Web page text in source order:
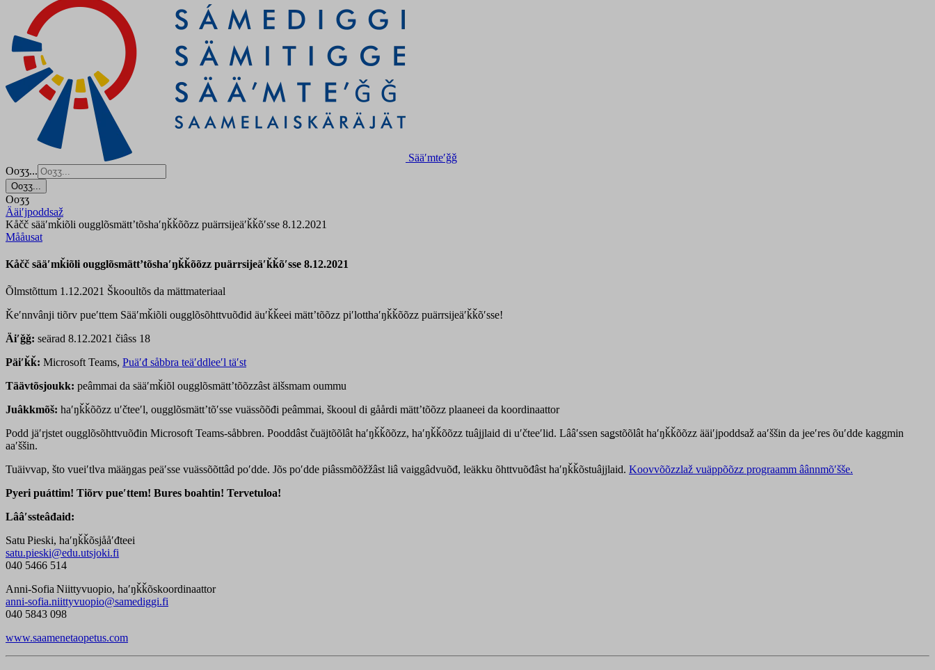
Sääʹmteʹǧǧ
Ooʒʒ...
Ooʒʒ...
Ooʒʒ
Ääiʹjpoddsaž
Kåčč sääʹmǩiõli ougglõsmättʼtõshaʹŋǩǩõõzz puärrsijeäʹǩǩõʹsse 8.12.2021
Mååusat
Kåčč sääʹmǩiõli ougglõsmättʼtõshaʹŋǩǩõõzz puärrsijeäʹǩǩõʹsse 8.12.2021
Õlmstõttum 1.12.2021 Škooultõs da mättmateriaal
Ǩeʹnnvânji tiõrv pueʹttem Sääʹmǩiõli ougglõsõhttvuõđid äuʹǩǩeei mättʼtõõzz piʹlotthaʹŋǩǩõõzz puärrsijeäʹǩǩõʹsse!
Äiʹǧǧ: seärad 8.12.2021 čiâss 18
Päiʹǩǩ: Microsoft Teams, Puäʹđ såbbra teäʹddleeʹl täʹst
Täävtõsjoukk: peâmmai da sääʹmǩiõl ougglõsmättʼtõõzzâst älšsmam oummu
Juâkkmõš: haʹŋǩǩõõzz uʹčteeʹl, ougglõsmättʼtõʹsse vuässõõđi peâmmai, škooul di gåårdi mättʼtõõzz plaaneei da koordinaattor
Podd jäʹrjstet ougglõsõhttvuõđin Microsoft Teams-såbbren. Pooddâst čuäjtõõlât haʹŋǩǩõõzz, haʹŋǩǩõõzz tuâjjlaid di uʹčteeʹlid. Lââʹssen saǥstõõlât haʹŋǩǩõõzz ääiʹjpoddsaž aaʹššin da jeeʹres õuʹdde kaggmin
aaʹššin.
Tuäivvap, što vueiʹtlva määŋgas peäʹsse vuässõõttâd poʹdde. Jõs poʹdde piâssmõõžžâst liâ vaiggâdvuõđ, leäkku õhttvuõđâst haʹŋǩǩõstuâjjlaid. Koovvõõzzlaž vuäppõõzz prograamm âânnmõʹšše.
Pyeri puáttim! Tiõrv pueʹttem! Bures boahtin! Tervetuloa!
Lââʹssteâđaid:
Satu Pieski, haʹŋǩǩõsjååʹđteei
satu.pieski@edu.utsjoki.fi
040 5466 514
Anni-Sofia Niittyvuopio, haʹŋǩǩõskoordinaattor
anni-sofia.niittyvuopio@samediggi.fi
040 5843 098
www.saamenetaopetus.com